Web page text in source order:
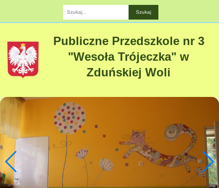
Publiczne Przedszkole nr 3
"Wesoła Trójeczka" w
Zduńskiej Woli